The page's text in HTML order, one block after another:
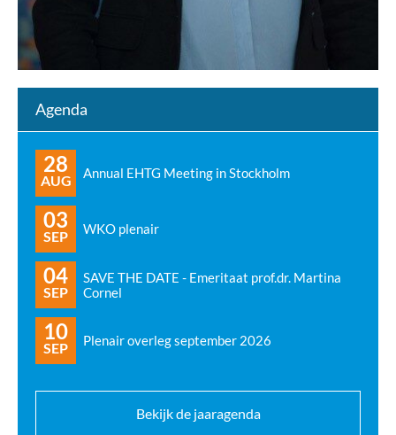
Agenda
28
AUG Annual EHTG Meeting in Stockholm
03
SEP WKO plenair
04
SEP
SAVE THE DATE - Emeritaat prof.dr. Martina
Cornel
10
SEP Plenair overleg september 2026
Bekijk de jaaragenda